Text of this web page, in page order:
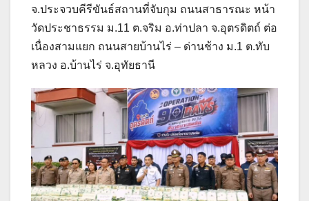
จ.ประจวบคีรีขันธ์สถานที่จับกุม ถนนสาธารณะ หน้า
วัดประชาธรรม ม.11 ต.จริม อ.ท่าปลา จ.อุตรดิตถ์ ต่อ
เนื่องสามแยก ถนนสายบ้านไร่ – ด่านช้าง ม.1 ต.ทับ
หลวง อ.บ้านไร่ จ.อุทัยธานี